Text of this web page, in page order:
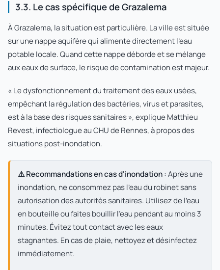
3.3. Le cas spécifique de Grazalema
À Grazalema, la situation est particulière. La ville est située
sur une nappe aquifère qui alimente directement l'eau
potable locale. Quand cette nappe déborde et se mélange
aux eaux de surface, le risque de contamination est majeur.
« Le dysfonctionnement du traitement des eaux usées,
empêchant la régulation des bactéries, virus et parasites,
est à la base des risques sanitaires », explique Matthieu
Revest, infectiologue au CHU de Rennes, à propos des
situations post-inondation.
⚠️ Recommandations en cas d'inondation :Après une
inondation, ne consommez pas l'eau du robinet sans
autorisation des autorités sanitaires. Utilisez de l'eau
en bouteille ou faites bouillir l'eau pendant au moins 3
minutes. Évitez tout contact avec les eaux
stagnantes. En cas de plaie, nettoyez et désinfectez
immédiatement.